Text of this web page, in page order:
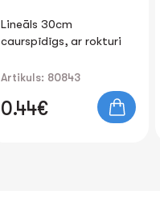
Lineāls 30cm
caurspīdīgs, ar rokturi
Artikuls: 80843
0.44€